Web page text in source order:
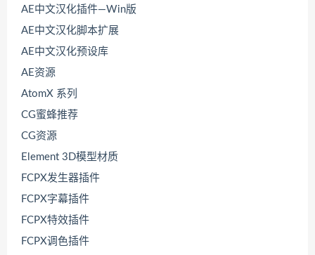
AE中文汉化插件—Win版
AE中文汉化脚本扩展
AE中文汉化预设库
AE资源
AtomX 系列
CG蜜蜂推荐
CG资源
Element 3D模型材质
FCPX发生器插件
FCPX字幕插件
FCPX特效插件
FCPX调色插件